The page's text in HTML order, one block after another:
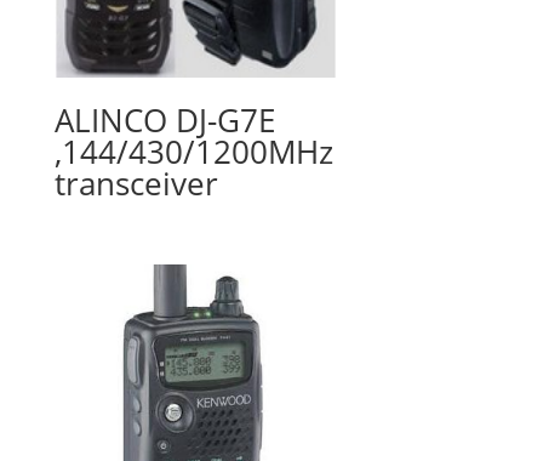
ALINCO DJ-G7E
,144/430/1200MHz
transceiver